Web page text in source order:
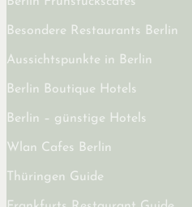
Besondere Restaurants Berlin
Aussichtspunkte in Berlin
Berlin Boutique Hotels
Berlin – günstige Hotels
Wlan Cafes Berlin
Thüringen Guide